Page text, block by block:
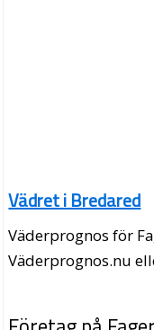
Vädret i Bredared
Väderprognos för
Väderprognos.nu